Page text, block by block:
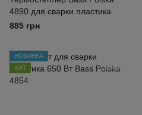
4890 для сварки пластика
885 грн
НОВИНКА
ХИТ